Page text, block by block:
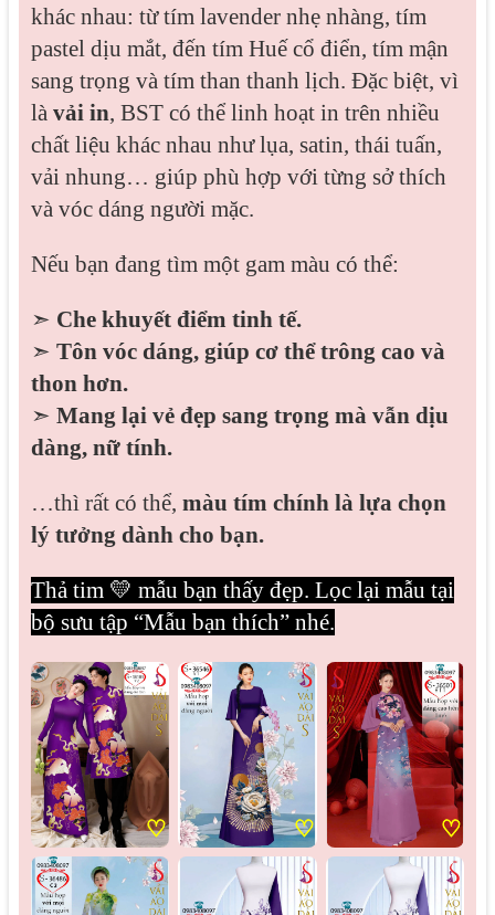
khác nhau: từ tím lavender nhẹ nhàng, tím
pastel dịu mắt, đến tím Huế cổ điển, tím mận
sang trọng và tím than thanh lịch. Đặc biệt, vì
là vải in, BST có thể linh hoạt in trên nhiều
chất liệu khác nhau như lụa, satin, thái tuấn,
vải nhung… giúp phù hợp với từng sở thích
và vóc dáng người mặc.
Nếu bạn đang tìm một gam màu có thể:
➣ Che khuyết điểm tinh tế.
➣ Tôn vóc dáng, giúp cơ thể trông cao và
thon hơn.
➣ Mang lại vẻ đẹp sang trọng mà vẫn dịu
dàng, nữ tính.
…thì rất có thể, màu tím chính là lựa chọn
lý tưởng dành cho bạn.
Thả tim 💛 mẫu bạn thấy đẹp. Lọc lại mẫu tại
bộ sưu tập “Mẫu bạn thích” nhé.
♡ ♡ ♡